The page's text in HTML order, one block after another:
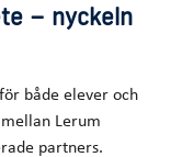
– nyckeln
både elever och
Lerum
partners.